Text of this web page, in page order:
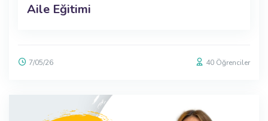
Aile Eğitimi
7/05/26 40 Öğrenciler